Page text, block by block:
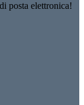
posta elettronica!